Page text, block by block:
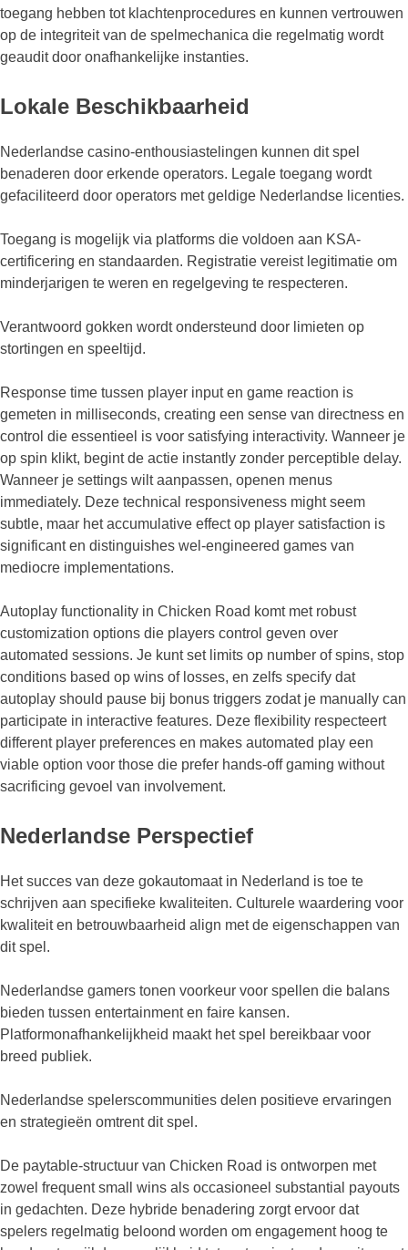
toegang hebben tot klachtenprocedures en kunnen vertrouwen
op de integriteit van de spelmechanica die regelmatig wordt
geaudit door onafhankelijke instanties.
Lokale Beschikbaarheid
Nederlandse casino-enthousiastelingen kunnen dit spel
benaderen door erkende operators. Legale toegang wordt
gefaciliteerd door operators met geldige Nederlandse licenties.
Toegang is mogelijk via platforms die voldoen aan KSA-
certificering en standaarden. Registratie vereist legitimatie om
minderjarigen te weren en regelgeving te respecteren.
Verantwoord gokken wordt ondersteund door limieten op
stortingen en speeltijd.
Response time tussen player input en game reaction is
gemeten in milliseconds, creating een sense van directness en
control die essentieel is voor satisfying interactivity. Wanneer je
op spin klikt, begint de actie instantly zonder perceptible delay.
Wanneer je settings wilt aanpassen, openen menus
immediately. Deze technical responsiveness might seem
subtle, maar het accumulative effect op player satisfaction is
significant en distinguishes wel-engineered games van
mediocre implementations.
Autoplay functionality in Chicken Road komt met robust
customization options die players control geven over
automated sessions. Je kunt set limits op number of spins, stop
conditions based op wins of losses, en zelfs specify dat
autoplay should pause bij bonus triggers zodat je manually can
participate in interactive features. Deze flexibility respecteert
different player preferences en makes automated play een
viable option voor those die prefer hands-off gaming without
sacrificing gevoel van involvement.
Nederlandse Perspectief
Het succes van deze gokautomaat in Nederland is toe te
schrijven aan specifieke kwaliteiten. Culturele waardering voor
kwaliteit en betrouwbaarheid align met de eigenschappen van
dit spel.
Nederlandse gamers tonen voorkeur voor spellen die balans
bieden tussen entertainment en faire kansen.
Platformonafhankelijkheid maakt het spel bereikbaar voor
breed publiek.
Nederlandse spelerscommunities delen positieve ervaringen
en strategieën omtrent dit spel.
De paytable-structuur van Chicken Road is ontworpen met
zowel frequent small wins als occasioneel substantial payouts
in gedachten. Deze hybride benadering zorgt ervoor dat
spelers regelmatig beloond worden om engagement hoog te